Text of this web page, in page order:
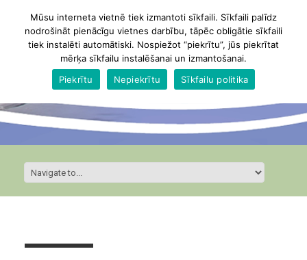
Mūsu interneta vietnē tiek izmantoti sīkfaili. Sīkfaili palīdz
nodrošināt pienācīgu vietnes darbību, tāpēc obligātie sīkfaili
tiek instalēti automātiski. Nospiežot “piekrītu”, jūs piekrītat
mērķa sīkfailu instalēšanai un izmantošanai.
Piekrītu
Nepiekrītu Sīkfailu politika